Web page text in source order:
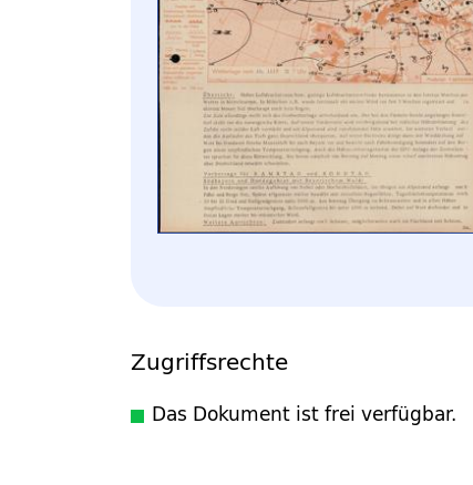
Zugriffsrechte
Das Dokument ist frei verfügbar.